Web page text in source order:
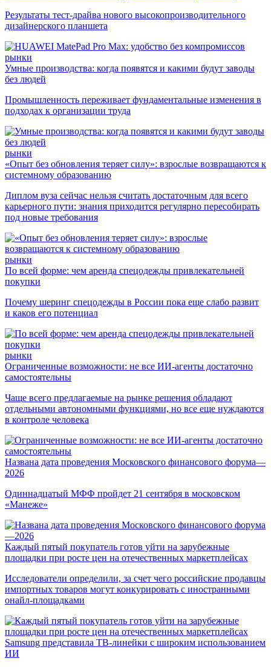
Результаты тест-драйва нового высокопроизводительного
дизайнерского планшета
рынки
Умные производства: когда появятся и какими будут заводы
без людей
Промышленность переживает фундаментальные изменения в
подходах к организации труда
рынки
«Опыт без обновления теряет силу»: взрослые возвращаются к
системному образованию
Диплом вуза сейчас нельзя считать достаточным для всего
карьерного пути: знания приходится регулярно пересобирать
под новые требования
рынки
По всей форме: чем аренда спецодежды привлекательней
покупки
Почему шеринг спецодежды в России пока еще слабо развит
и каков его потенциал
рынки
Ограниченные возможности: не все ИИ-агенты достаточно
самостоятельны
Чаще всего предлагаемые на рынке решения обладают
отдельными автономными функциями, но все еще нуждаются
в контроле человека
Названа дата проведения Московского финансового форума—
2026
Одиннадцатый МФФ пройдет 21 сентября в московском
«Манеже»
Каждый пятый покупатель готов уйти на зарубежные
площадки при росте цен на отечественных маркетплейсах
Исследователи определили, за счет чего российские продавцы
импортных товаров могут конкурировать с иностранными
онайл-площадками
Samsung представила ТВ-линейки с широким использованием
ИИ